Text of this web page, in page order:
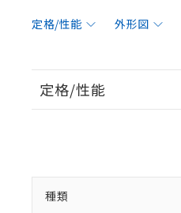
定格/性能 外形図
定格/性能
種類